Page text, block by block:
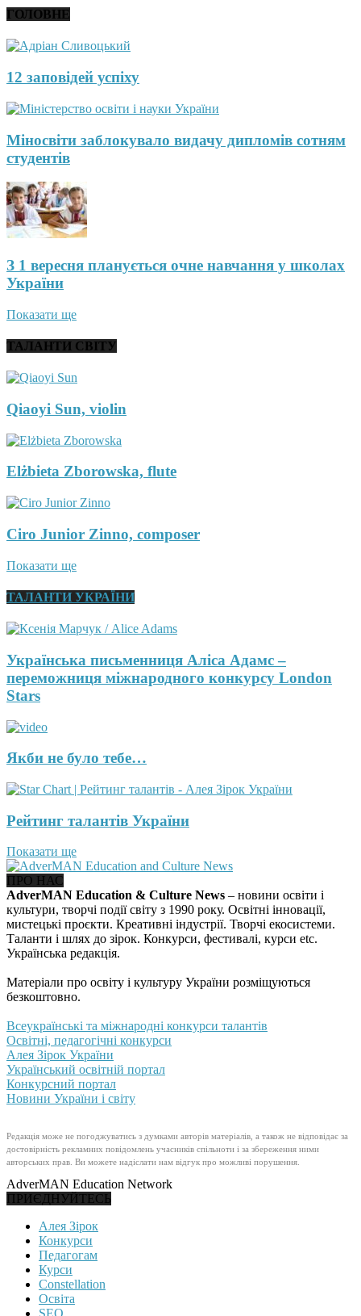
ГОЛОВНЕ
12 заповідей успіху
Міносвіти заблокувало видачу дипломів сотням
студентів
З 1 вересня планується очне навчання у школах
України
Показати ще
ТАЛАНТИ СВІТУ
Qiaoyi Sun, violin
Elżbieta Zborowska, flute
Ciro Junior Zinno, composer
Показати ще
ТАЛАНТИ УКРАЇНИ
Українська письменниця Аліса Адамс –
переможниця міжнародного конкурсу London
Stars
Якби не було тебе…
Рейтинг талантів України
Показати ще
ПРО НАС
AdverMAN Education & Culture News – новини освіти і
культури, творчі події світу з 1990 року. Освітні інновації,
мистецькі проєкти. Креативні індустрії. Творчі екосистеми.
Таланти і шлях до зірок. Конкурси, фестивалі, курси etc.
Українська редакція.
Матеріали про освіту і культуру України розміщуються
безкоштовно.
Всеукраїнські та міжнародні конкурси талантів
Освітні, педагогічні конкурси
Алея Зірок України
Український освітній портал
Конкурсний портал
Новини України і світу
Редакція може не погоджуватись з думками авторів матеріалів, а також не відповідає за
достовірність рекламних повідомлень учасників спільноти і за збереження ними
авторських прав. Ви можете надіслати нам відгук про можливі порушення.
AdverMAN Education Network
ПРИЄДНУЙТЕСЬ
Алея Зірок
Конкурси
Педагогам
Курси
Constellation
Освіта